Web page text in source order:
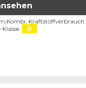
Kombi. Kraftstoffverbrauch:
D